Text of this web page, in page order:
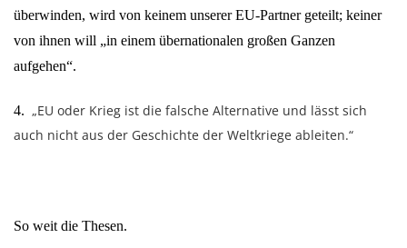
überwinden, wird von keinem unserer EU-Partner geteilt; keiner
von ihnen will „in einem übernationalen großen Ganzen
aufgehen“.
4. „EU oder Krieg ist die falsche Alternative und lässt sich
auch nicht aus der Geschichte der Weltkriege ableiten.“
So weit die Thesen.